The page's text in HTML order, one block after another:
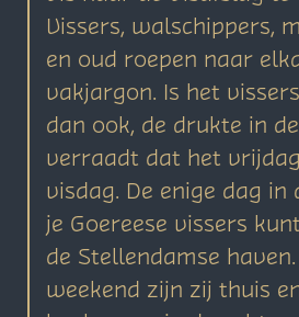
Vissers, walschippers,
en oud roepen naar
vakjargon. Is het
dan ook, de drukte in
verraadt dat het
visdag. De enige dag in
je Goereese vissers
de Stellendamse
weekend zijn zij thuis